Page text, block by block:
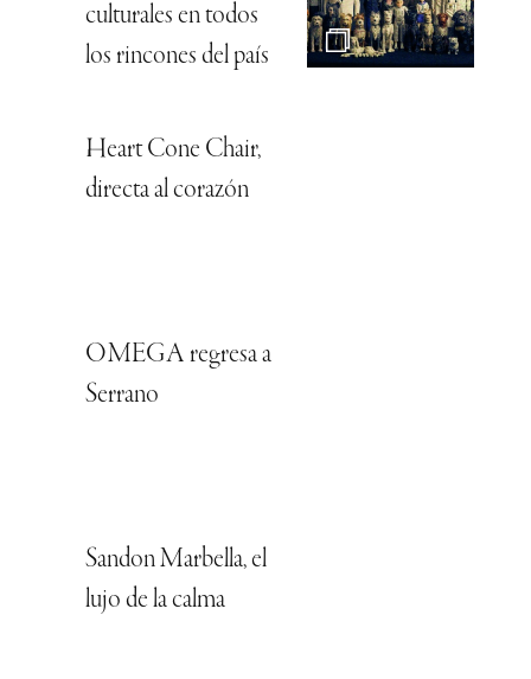
culturales en todos
los rincones del país
Heart Cone Chair,
directa al corazón
OMEGA regresa a
Serrano
Sandon Marbella, el
lujo de la calma